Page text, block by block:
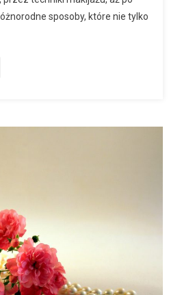
sposoby, które nie tylko